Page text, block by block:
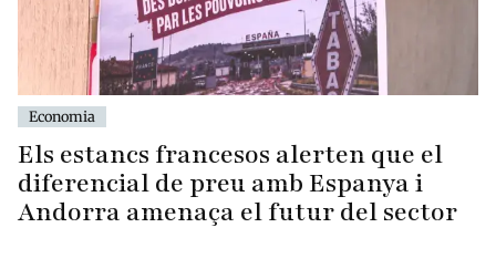
Economia
Els estancs francesos alerten que el
diferencial de preu amb Espanya i
Andorra amenaça el futur del sector